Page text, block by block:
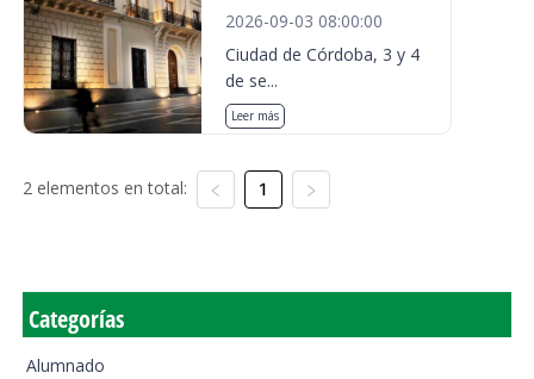
2026-09-03 08:00:00
Ciudad de Córdoba, 3 y 4
de se...
Leer más
2 elementos en total: 1
Categorías
Alumnado